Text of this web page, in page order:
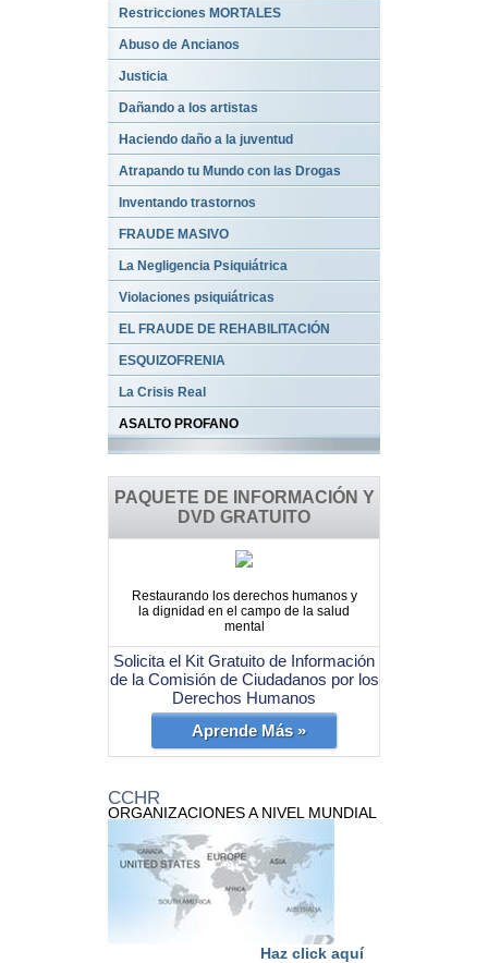
Restricciones MORTALES
Abuso de Ancianos
Justicia
Dañando a los artistas
Haciendo daño a la juventud
Atrapando tu Mundo con las Drogas
Inventando trastornos
FRAUDE MASIVO
La Negligencia Psiquiátrica
Violaciones psiquiátricas
EL FRAUDE DE REHABILITACIÓN
ESQUIZOFRENIA
La Crisis Real
ASALTO PROFANO
PAQUETE DE INFORMACIÓN Y
DVD GRATUITO
Restaurando los derechos humanos y
la dignidad en el campo de la salud
mental
Solicita el Kit Gratuito de Información
de la Comisión de Ciudadanos por los
Derechos Humanos
Aprende Más »
CCHR
ORGANIZACIONES A NIVEL MUNDIAL
Haz click aquí